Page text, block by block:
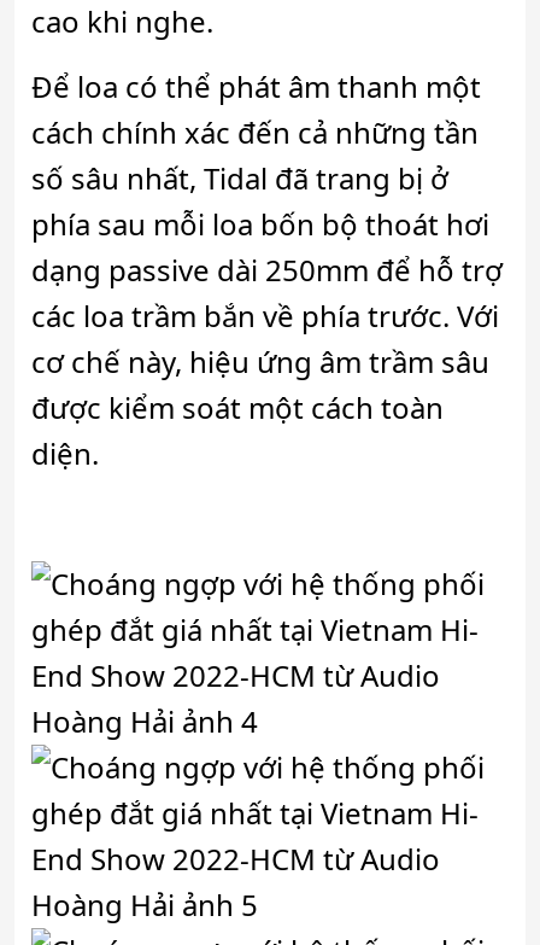
cao khi nghe.
Để loa có thể phát âm thanh một
cách chính xác đến cả những tần
số sâu nhất, Tidal đã trang bị ở
phía sau mỗi loa bốn bộ thoát hơi
dạng passive dài 250mm để hỗ trợ
các loa trầm bắn về phía trước. Với
cơ chế này, hiệu ứng âm trầm sâu
được kiểm soát một cách toàn
diện.